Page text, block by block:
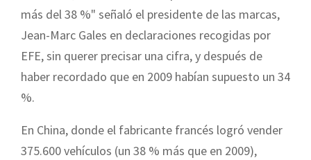
más del 38 %" señaló el presidente de las marcas,
Jean-Marc Gales en declaraciones recogidas por
EFE, sin querer precisar una cifra, y después de
haber recordado que en 2009 habían supuesto un 34
%.
En China, donde el fabricante francés logró vender
375.600 vehículos (un 38 % más que en 2009),